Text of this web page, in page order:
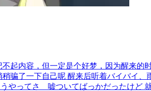
起内容，但一定是个好梦，因为醒来
骗了一下自己呢 醒来后听着バイバイ
やってさ 嘘ついてばっかだったけど